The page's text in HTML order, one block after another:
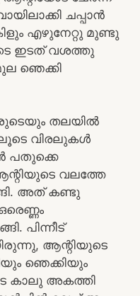
ചപ്പാൻ
എഴുനേറ്റു മുണ്ടു
ഇടത് വശത്തു
ഞെക്കി
തലയിൽ
വിരലുകൾ
പതുക്കെ
വലത്തേ
അത് കണ്ടു
പിന്നീട്
ആന്റിയുടെ
ഞെക്കിയും
കാലു അകത്തി